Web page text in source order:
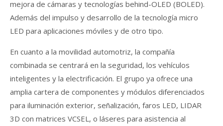
mejora de cámaras y tecnologías behind-OLED (BOLED).
Además del impulso y desarrollo de la tecnología micro
LED para aplicaciones móviles y de otro tipo.
En cuanto a la movilidad automotriz, la compañía
combinada se centrará en la seguridad, los vehículos
inteligentes y la electrificación. El grupo ya ofrece una
amplia cartera de componentes y módulos diferenciados
para iluminación exterior, señalización, faros LED, LIDAR
3D con matrices VCSEL, o láseres para asistencia al